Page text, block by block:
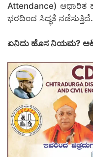
Attendance) ಆಧಾರಿತ
ಭರದಿಂದ ಸಿದ್ಧತೆ ನಡೆಸುತ್ತಿದೆ.
ಏನಿದು ಹೊಸ ನಿಯಮ?